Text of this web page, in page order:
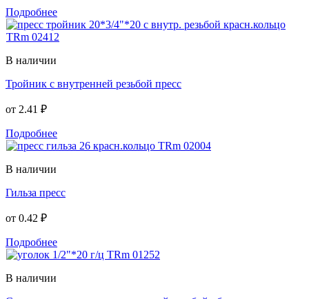
Подробнее
В наличии
Тройник с внутренней резьбой пресс
от 2.41 ₽
Подробнее
В наличии
Гильза пресс
от 0.42 ₽
Подробнее
В наличии